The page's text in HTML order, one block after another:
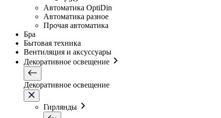
Автоматика OptiDin
Автоматика разное
Прочая автоматика
Бра
Бытовая техника
Вентиляция и аксуссуары
Декоративное освещение
Декоративное освещение
Гирлянды